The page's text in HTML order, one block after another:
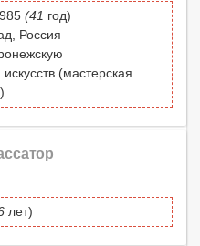
(41 год)
Россия
(мастерская
лет)